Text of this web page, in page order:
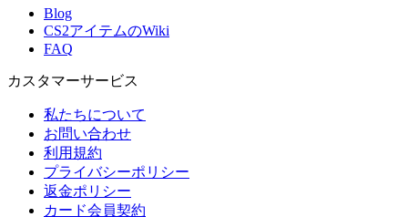
Blog
CS2アイテムのWiki
FAQ
カスタマーサービス
私たちについて
お問い合わせ
利用規約
プライバシーポリシー
返金ポリシー
カード会員契約